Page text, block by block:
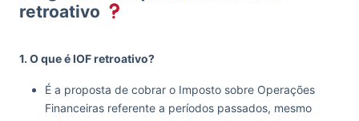
retroativo
1. O que é IOF retroativo?
É a proposta de cobrar o Imposto sobre Operações
Financeiras referente a períodos passados, mesmo